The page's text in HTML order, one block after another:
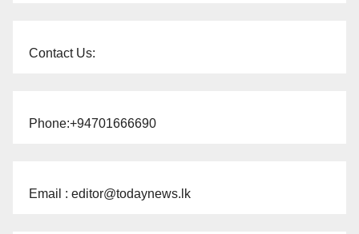
Contact Us:
Phone:+94701666690
Email : editor@todaynews.lk